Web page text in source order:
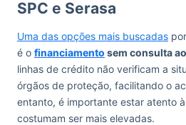
SPC e Serasa
Uma das opções mais buscadas
é o financiamento sem consulta
linhas de crédito não verificam a
órgãos de proteção, facilitando o
entanto, é importante estar atento
costumam ser mais elevadas.